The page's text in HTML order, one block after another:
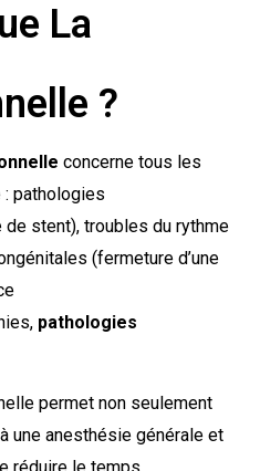
La
?
concerne tous les
pathologies
stent), troubles du rythme
(fermeture d’une
pathologies
permet non seulement
une anesthésie générale et